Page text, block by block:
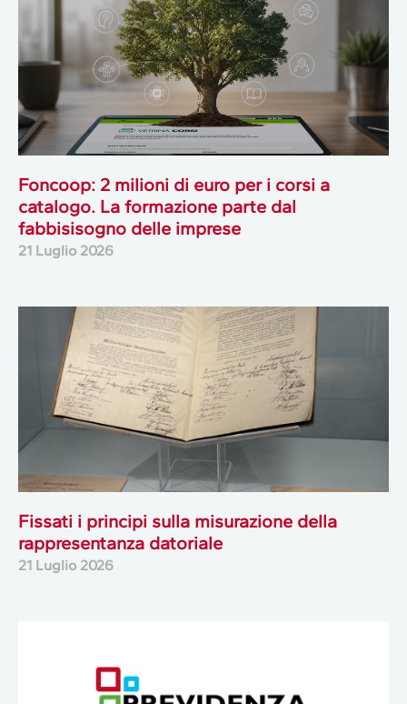
Foncoop: 2 milioni di euro per i corsi a
catalogo. La formazione parte dal
fabbisisogno delle imprese
21 Luglio 2026
Fissati i principi sulla misurazione della
rappresentanza datoriale
21 Luglio 2026